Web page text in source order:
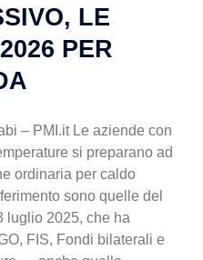
LE
PER
– PMI.it Le aziende con
si preparano ad
ordinaria per caldo
sono quelle del
luglio 2025, che ha
FIS, Fondi bilaterali e